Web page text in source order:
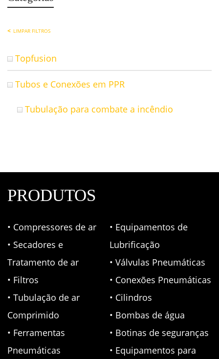
LIMPAR FILTROS
Topfusion
Tubos e Conexões em PPR
Tubulação para combate a incêndio
PRODUTOS
• Compressores de ar
• Secadores e
Tratamento de ar
• Filtros
• Tubulação de ar
Comprimido
• Ferramentas
Pneumáticas
• Equipamentos de
Lubrificação
• Válvulas Pneumáticas
• Conexões Pneumáticas
• Cilindros
• Bombas de água
• Botinas de seguranças
• Equipamentos para